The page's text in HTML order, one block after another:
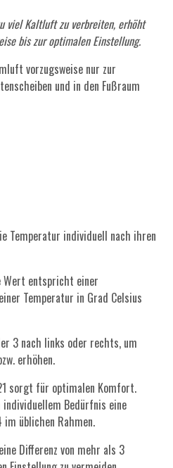
viel Kaltluft zu verbreiten, erhöht
bis zur optimalen Einstellung.
vorzugsweise nur zur
und in den Fußraum
Temperatur individuell nach ihren
Wert entspricht einer
Temperatur in Grad Celsius
3 nach links oder rechts, um
erhöhen.
sorgt für optimalen Komfort.
Bedürfnis eine
im üblichen Rahmen.
Differenz von mehr als 3